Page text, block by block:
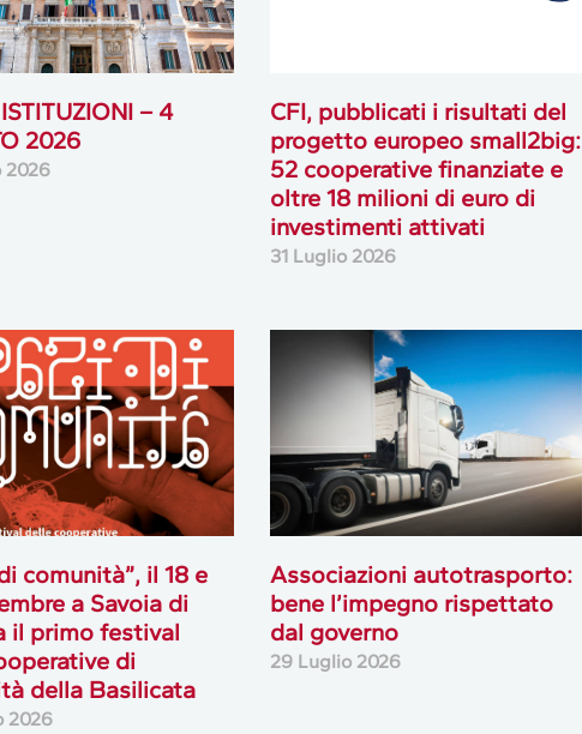
– 4
2026
2026
CFI, pubblicati i risultati del
progetto europeo small2big:
52 cooperative finanziate e
oltre 18 milioni di euro di
investimenti attivati
31 Luglio 2026
comunità”, il 18 e
a Savoia di
il primo festival
di
della Basilicata
2026
Associazioni autotrasporto:
bene l’impegno rispettato
dal governo
29 Luglio 2026